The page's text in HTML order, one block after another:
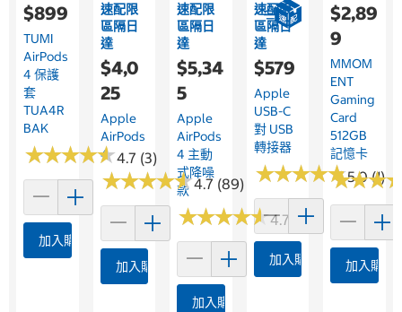
$899
TUMI
AirPods
4 保護
套
TUA4R
BAK
★★★★★
★★★★★4.7 (3)
加入購物車
速配限
區隔日
達
$4,0
25
Apple
AirPods
4
★★★★★
★★★★★4.7 (89)
加入購物車
速配限
區隔日
達
$5,34
5
Apple
AirPods
4 主動
式降噪
款
★★★★★
★★★★★4.7 (141)
加入購物車
速配限
區隔日
達
$579
Apple
USB-C
對 USB
轉接器
★★★★★
★★★★★5.0 (1)
加入購物車
$2,89
9
MMOM
ENT
Gaming
Card
512GB
記憶卡
★★★
★★★
加入購物